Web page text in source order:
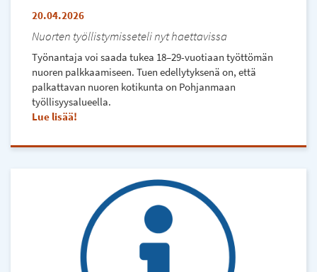
20.04.2026
Nuorten työllistymisseteli nyt haettavissa
Työnantaja voi saada tukea 18–29-vuotiaan työttömän
nuoren palkkaamiseen. Tuen edellytyksenä on, että
palkattavan nuoren kotikunta on Pohjanmaan
työllisyysalueella.
Lue lisää